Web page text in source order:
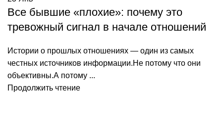
Все бывшие «плохие»: почему это
тревожный сигнал в начале отношений
Истории о прошлых отношениях — один из самых
честных источников информации.Не потому что они
объективны.А потому ...
Продолжить чтение